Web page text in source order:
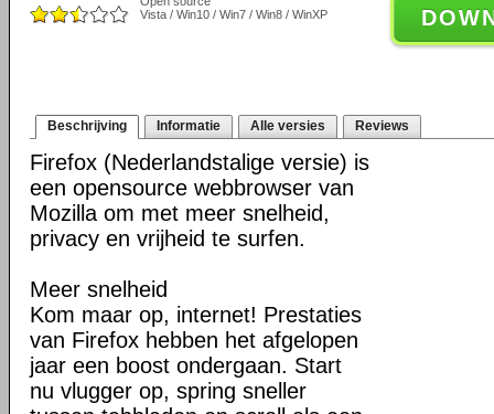
Vista / Win10 / Win7 / Win8 / WinXP
Beschrijving Informatie Alle versies Reviews
Firefox (Nederlandstalige versie) is
een opensource webbrowser van
Mozilla om met meer snelheid,
privacy en vrijheid te surfen.
Meer snelheid
Kom maar op, internet! Prestaties
van Firefox hebben het afgelopen
jaar een boost ondergaan. Start
nu vlugger op, spring sneller